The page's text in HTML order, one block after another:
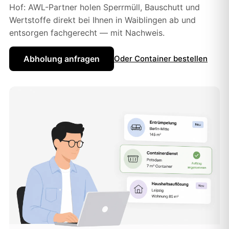
Hof: AWL-Partner holen Sperrmüll, Bauschutt und
Wertstoffe direkt bei Ihnen in Waiblingen ab und
entsorgen fachgerecht — mit Nachweis.
Abholung anfragen Oder Container bestellen